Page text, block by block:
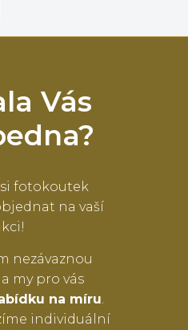
Vás
fotokoutek
na vaší
nezávaznou
my pro vás
na míru.
individuální